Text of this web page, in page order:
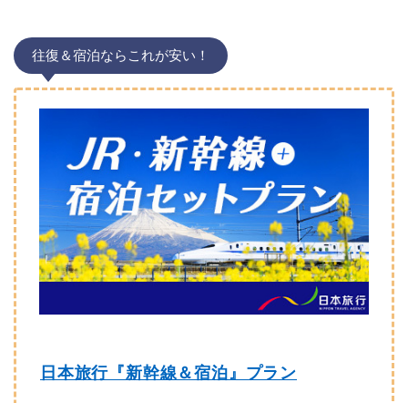
往復＆宿泊ならこれが安い！
日本旅行『新幹線＆宿泊』プラン